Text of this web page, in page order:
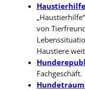
von
Haustiere
Fachgeschäft.